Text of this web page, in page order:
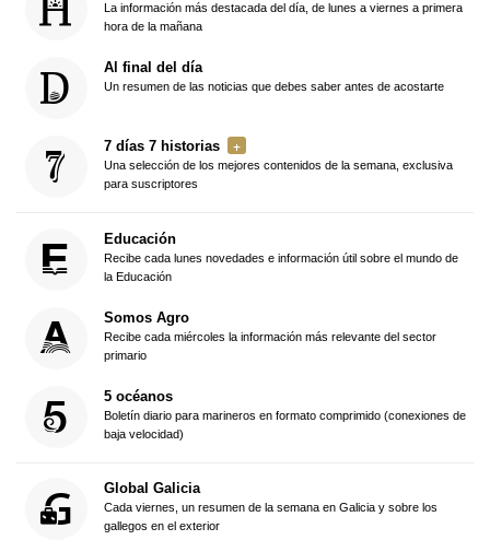
La información más destacada del día, de lunes a viernes a primera
hora de la mañana
Al final del día
Un resumen de las noticias que debes saber antes de acostarte
7 días 7 historias
Una selección de los mejores contenidos de la semana, exclusiva
para suscriptores
Educación
Recibe cada lunes novedades e información útil sobre el mundo de
la Educación
Somos Agro
Recibe cada miércoles la información más relevante del sector
primario
5 océanos
Boletín diario para marineros en formato comprimido (conexiones de
baja velocidad)
Global Galicia
Cada viernes, un resumen de la semana en Galicia y sobre los
gallegos en el exterior